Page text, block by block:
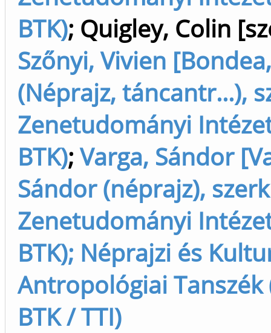
BTK); Quigley, Colin
Szőnyi, Vivien
(Néprajz, táncantr...),
Zenetudományi
BTK);Varga, Sándor
Sándor (néprajz),
Zenetudományi
BTK); Néprajzi és
Antropológiai Tanszék
BTK / TTI)